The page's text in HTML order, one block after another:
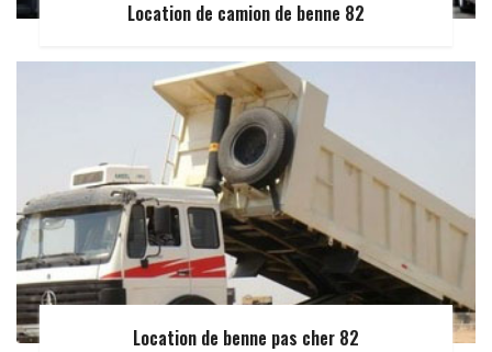
Location de camion de benne 82
Location de benne pas cher 82